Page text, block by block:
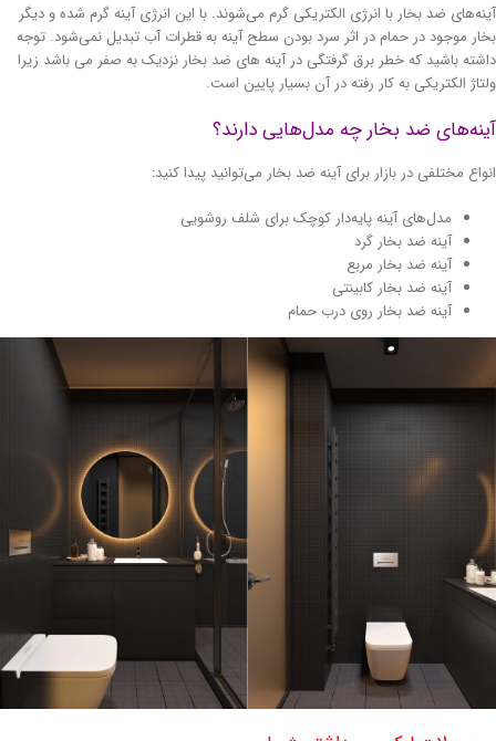
ضد بخار با انرژی الکتریکی گرم می‌شوند. با این انرژی آینه گرم شده و دیگر
موجود در حمام در اثر سرد بودن سطح آینه به قطرات آب تبدیل نمی‌شود. توجه
باشید که خطر برق گرفتگی در آینه های ضد بخار نزدیک به صفر می باشد زیرا
الکتریکی به کار رفته در آن بسیار پایین است.
ضد بخار چه مدل‌هایی دارند؟
مختلفی در بازار برای آینه ضد بخار می‌توانید پیدا کنید:
مدل‌های آینه پایه‌دار کوچک برای شلف روشویی
آینه ضد بخار گرد
آینه ضد بخار مربع
آینه ضد بخار کابینتی
آینه ضد بخار روی درب حمام